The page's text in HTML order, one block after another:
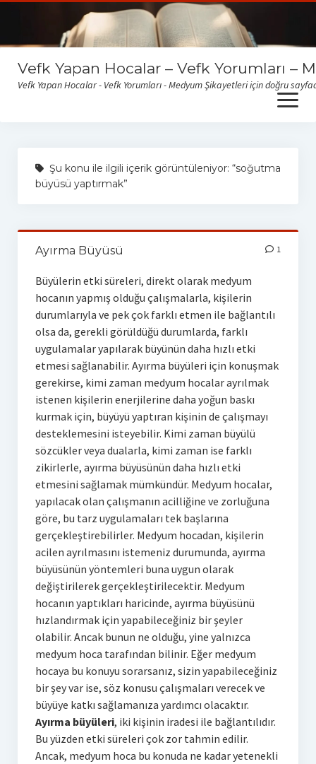
Vefk Yapan Hocalar – Vefk Yorumları –
Vefk Yapan Hocalar - Vefk Yorumları - Medyum Şikayetleri için doğru
open
menu
buraya tıklayabilirsiniz
Şu konu ile ilgili içerik görüntüleniyor: “soğutma
büyüsü yaptırmak”
Ayırma Büyüsü 1
Büyülerin etki süreleri, direkt olarak medyum
hocanın yapmış olduğu çalışmalarla, kişilerin
durumlarıyla ve pek çok farklı etmen ile bağlantılı
olsa da, gerekli görüldüğü durumlarda, farklı
uygulamalar yapılarak büyünün daha hızlı etki
etmesi sağlanabilir. Ayırma büyüleri için konuşmak
gerekirse, kimi zaman medyum hocalar ayrılmak
istenen kişilerin enerjilerine daha yoğun baskı
kurmak için, büyüyü yaptıran kişinin de çalışmayı
desteklemesini isteyebilir. Kimi zaman büyülü
sözcükler veya dualarla, kimi zaman ise farklı
zikirlerle, ayırma büyüsünün daha hızlı etki
etmesini sağlamak mümkündür. Medyum hocalar,
yapılacak olan çalışmanın acilliğine ve zorluğuna
göre, bu tarz uygulamaları tek başlarına
gerçekleştirebilirler. Medyum hocadan, kişilerin
acilen ayrılmasını istemeniz durumunda, ayırma
büyüsünün yöntemleri buna uygun olarak
değiştirilerek gerçekleştirilecektir. Medyum
hocanın yaptıkları haricinde, ayırma büyüsünü
hızlandırmak için yapabileceğiniz bir şeyler
olabilir. Ancak bunun ne olduğu, yine yalnızca
medyum hoca tarafından bilinir. Eğer medyum
hocaya bu konuyu sorarsanız, sizin yapabileceğiniz
bir şey var ise, söz konusu çalışmaları verecek ve
büyüye katkı sağlamanıza yardımcı olacaktır.
Ayırma büyüleri, iki kişinin iradesi ile bağlantılıdır.
Bu yüzden etki süreleri çok zor tahmin edilir.
Ancak, medyum hoca bu konuda ne kadar yetenekli